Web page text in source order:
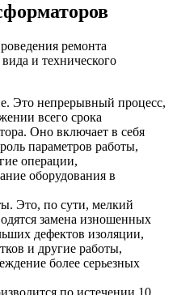
ремонта
и технического
Это непрерывный процесс,
всего срока
Оно включает в себя
параметров работы,
операции,
оборудования в
Это, по сути, мелкий
замена изношенных
дефектов изоляции,
и другие работы,
более серьезных